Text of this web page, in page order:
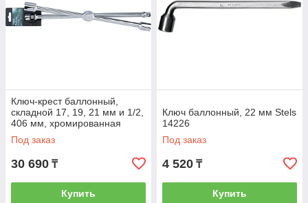
Ключ-крест баллонный,
складной 17, 19, 21 мм и 1/2,
406 мм, хромированная
Gross 14250
Под заказ
30 690 ₸
Купить
Ключ баллонный, 22 мм Stels
14226
Под заказ
4 520 ₸
Купить